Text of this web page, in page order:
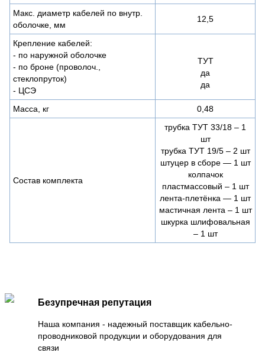
Макс. диаметр кабелей по внутр.
оболочке, мм
12,5
Крепление кабелей:
- по наружной оболочке
- по броне (проволоч.,
стеклопруток)
- ЦСЭ
ТУТ
да
да
Масса, кг 0,48
Состав комплекта
трубка ТУТ 33/18 – 1
шт
трубка ТУТ 19/5 – 2 шт
штуцер в сборе — 1 шт
колпачок
пластмассовый – 1 шт
лента-плетёнка — 1 шт
мастичная лента – 1 шт
шкурка шлифовальная
– 1 шт
Безупречная репутация
Наша компания - надежный поставщик кабельно-
проводниковой продукции и оборудования для
связи